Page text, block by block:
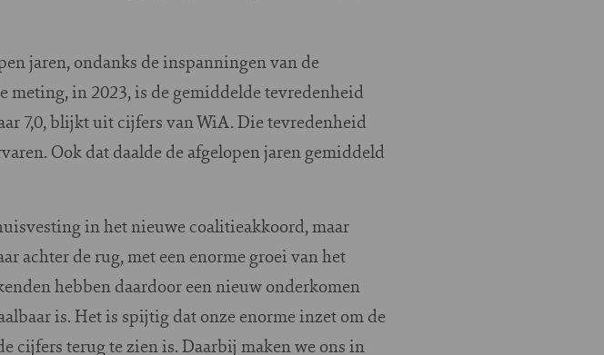
jaren, ondanks de inspanningen van de
in 2023, is de gemiddel­de tevredenheid
7,0, blijkt uit cijfers van WiA. Die tevredenheid
Ook dat daalde de afgelopen jaren gemiddeld
in het nieuwe coalitieakkoord, maar
achter de rug, met een enorme groei van het
hebben daardoor een nieuw onderkomen
is. Het is spijtig dat onze enorme inzet om de
cijfers terug te zien is. Daarbij maken we ons in